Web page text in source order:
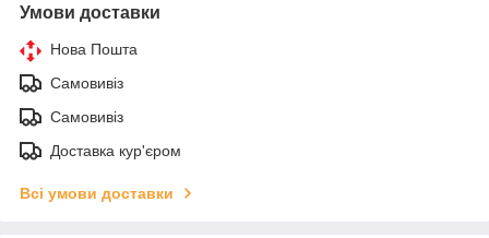
Умови доставки
Нова Пошта
Самовивіз
Самовивіз
Доставка кур'єром
Всі умови доставки